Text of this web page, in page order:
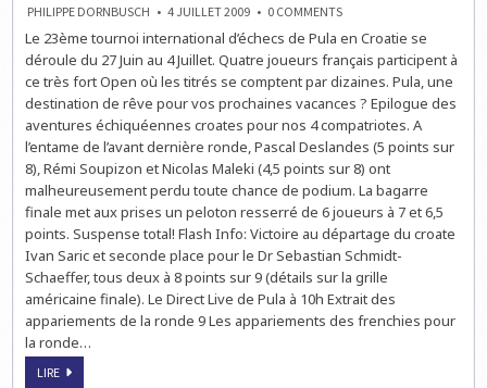
PHILIPPE DORNBUSCH 4 JUILLET 2009 0 COMMENTSON
INTERNATIONAL
DE
PULA
:
LE
FINISH
EN
LIVE
À
10H
Le 23ème tournoi international d’échecs de Pula en Croatie se
déroule du 27 Juin au 4 Juillet. Quatre joueurs français participent à
ce très fort Open où les titrés se comptent par dizaines. Pula, une
destination de rêve pour vos prochaines vacances ? Epilogue des
aventures échiquéennes croates pour nos 4 compatriotes. A
l’entame de l’avant dernière ronde, Pascal Deslandes (5 points sur
8), Rémi Soupizon et Nicolas Maleki (4,5 points sur 8) ont
malheureusement perdu toute chance de podium. La bagarre
finale met aux prises un peloton resserré de 6 joueurs à 7 et 6,5
points. Suspense total! Flash Info: Victoire au départage du croate
Ivan Saric et seconde place pour le Dr Sebastian Schmidt-
Schaeffer, tous deux à 8 points sur 9 (détails sur la grille
américaine finale). Le Direct Live de Pula à 10h Extrait des
appariements de la ronde 9 Les appariements des frenchies pour
la ronde…
LIRETOURNOI